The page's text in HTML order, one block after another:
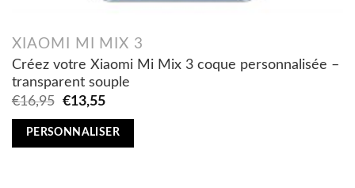
XIAOMI MI MIX 3
Créez votre Xiaomi Mi Mix 3 coque personnalisée –
transparent souple
€16,95
Original
was:
€13,55Current
is:
PERSONNALISER